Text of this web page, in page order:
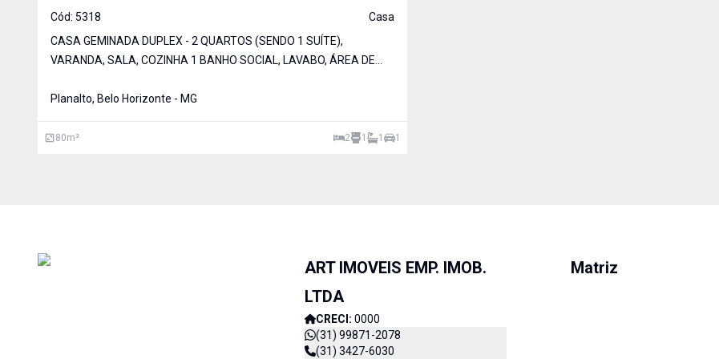
Cód: 5318
Casa
CASA GEMINADA DUPLEX - 2 QUARTOS (SENDO 1 SUÍTE),
VARANDA, SALA, COZINHA 1 BANHO SOCIAL, LAVABO, ÁREA DE
ÓTIMA LOCALIZAÇÃO, PRÓXIMO A AV. DOM PEDRO I E AV. DR.
Planalto, Belo Horizonte - MG
80m² 2 1 1 1
ART IMOVEIS EMP. IMOB.
LTDA
CRECI: 0000
(31) 99871-2078
(31) 3427-6030
Matriz